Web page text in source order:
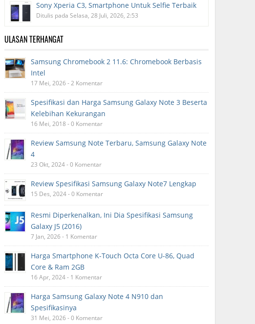
Sony Xperia C3, Smartphone Untuk Selfie Terbaik
Ditulis pada Selasa, 28 Juli, 2026, 2:53
ULASAN TERHANGAT
Samsung Chromebook 2 11.6: Chromebook Berbasis
Intel
17 Mei, 2026 - 2 Komentar
Spesifikasi dan Harga Samsung Galaxy Note 3 Beserta
Kelebihan Kekurangan
16 Mei, 2018 - 0 Komentar
Review Samsung Note Terbaru, Samsung Galaxy Note
4
23 Okt, 2024 - 0 Komentar
Review Spesifikasi Samsung Galaxy Note7 Lengkap
15 Des, 2024 - 0 Komentar
Resmi Diperkenalkan, Ini Dia Spesifikasi Samsung
Galaxy J5 (2016)
7 Jan, 2026 - 1 Komentar
Harga Smartphone K-Touch Octa Core U-86, Quad
Core & Ram 2GB
16 Apr, 2024 - 1 Komentar
Harga Samsung Galaxy Note 4 N910 dan
Spesifikasinya
31 Mei, 2026 - 0 Komentar